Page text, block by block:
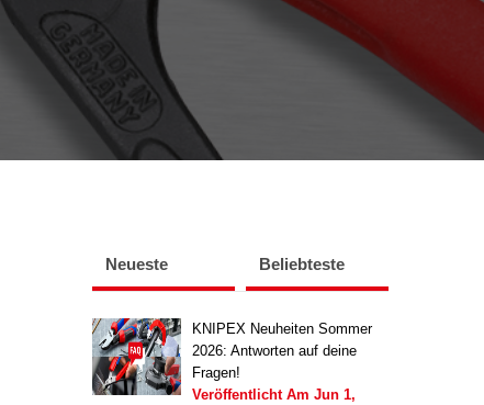
Neueste Beliebteste
KNIPEX Neuheiten Sommer
2026: Antworten auf deine
Fragen!
Veröffentlicht Am Jun 1,